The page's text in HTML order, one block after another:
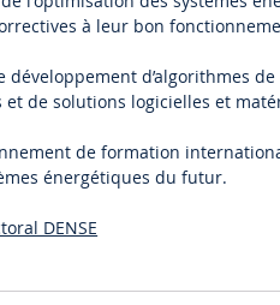
à leur bon
d’algorithmes
de solutions logicielles et
de formation
énergétiques du futur.
DENSE